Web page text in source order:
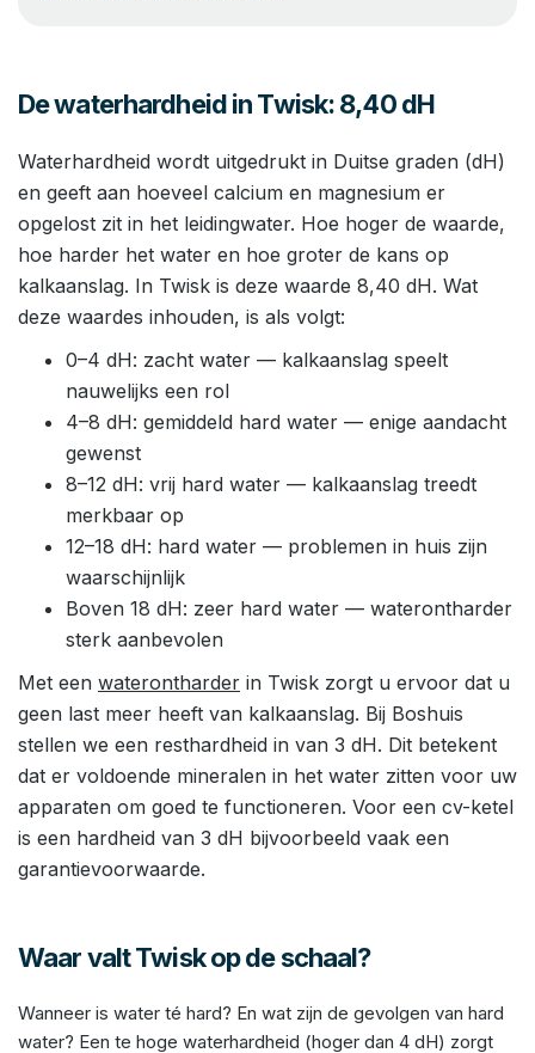
De waterhardheid in Twisk: 8,40 dH
Waterhardheid wordt uitgedrukt in Duitse graden (dH)
en geeft aan hoeveel calcium en magnesium er
opgelost zit in het leidingwater. Hoe hoger de waarde,
hoe harder het water en hoe groter de kans op
kalkaanslag. In Twisk is deze waarde 8,40 dH. Wat
deze waardes inhouden, is als volgt:
0–4 dH: zacht water — kalkaanslag speelt
nauwelijks een rol
4–8 dH: gemiddeld hard water — enige aandacht
gewenst
8–12 dH: vrij hard water — kalkaanslag treedt
merkbaar op
12–18 dH: hard water — problemen in huis zijn
waarschijnlijk
Boven 18 dH: zeer hard water — waterontharder
sterk aanbevolen
Met een waterontharder in Twisk zorgt u ervoor dat u
geen last meer heeft van kalkaanslag. Bij Boshuis
stellen we een resthardheid in van 3 dH. Dit betekent
dat er voldoende mineralen in het water zitten voor uw
apparaten om goed te functioneren. Voor een cv-ketel
is een hardheid van 3 dH bijvoorbeeld vaak een
garantievoorwaarde.
Waar valt Twisk op de schaal?
Wanneer is water té hard? En wat zijn de gevolgen van hard
water? Een te hoge waterhardheid (hoger dan 4 dH) zorgt